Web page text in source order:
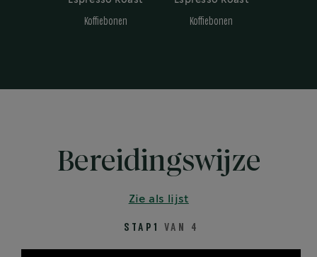
Koffiebonen Koffiebonen
Bereidingswijze
Zie als lijst
STAP1 VAN 4